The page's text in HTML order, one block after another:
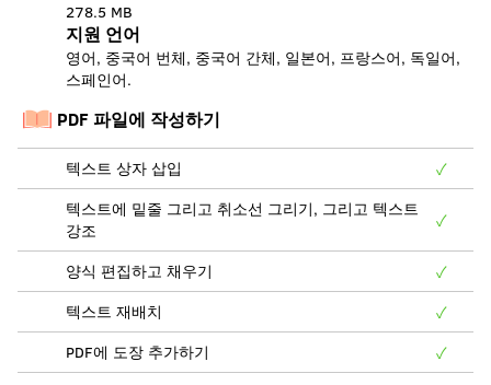
278.5 MB
지원 언어
영어, 중국어 번체, 중국어 간체, 일본어, 프랑스어, 독일어,
스페인어.
PDF 파일에 작성하기
텍스트 상자 삽입
✓
텍스트에 밑줄 그리고 취소선 그리기, 그리고 텍스트
강조
✓
양식 편집하고 채우기
✓
텍스트 재배치
✓
PDF에 도장 추가하기
✓